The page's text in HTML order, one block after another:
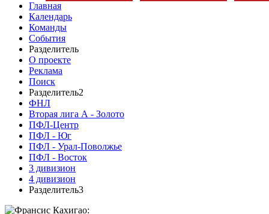
Главная
Календарь
Команды
События
Разделитель
О проекте
Реклама
Поиск
Разделитель2
ФНЛ
Вторая лига А - Золото
ПФЛ-Центр
ПФЛ - Юг
ПФЛ - Урал-Поволжье
ПФЛ - Восток
3 дивизион
4 дивизион
Разделитель3